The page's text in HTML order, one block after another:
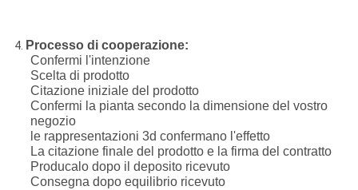
4. Processo di cooperazione:
Confermi l'intenzione
Scelta di prodotto
Citazione iniziale del prodotto
Confermi la pianta secondo la dimensione del vostro
negozio
le rappresentazioni 3d confermano l'effetto
La citazione finale del prodotto e la firma del contratto
Producalo dopo il deposito ricevuto
Consegna dopo equilibrio ricevuto